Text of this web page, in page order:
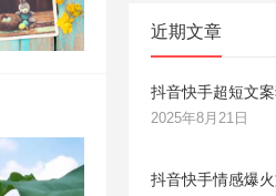
近期文章
抖音快手超短文
2025年8月21日
抖音快手情感爆